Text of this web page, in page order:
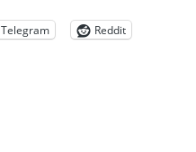
Telegram
Reddit